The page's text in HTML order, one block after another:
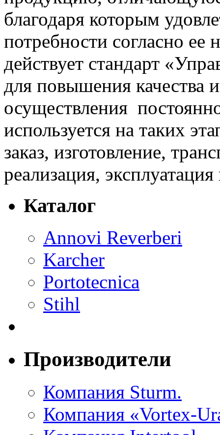
благодаря которым
потребности согласно
действует стандарт
для повышения качества
осуществления
используется на таких
заказ, изготовление,
реализация,
Каталог
Annovi Reverberi
Karcher
Portotecnica
Stihl
Производители
Компания Sturm.
Компания «Vortex-